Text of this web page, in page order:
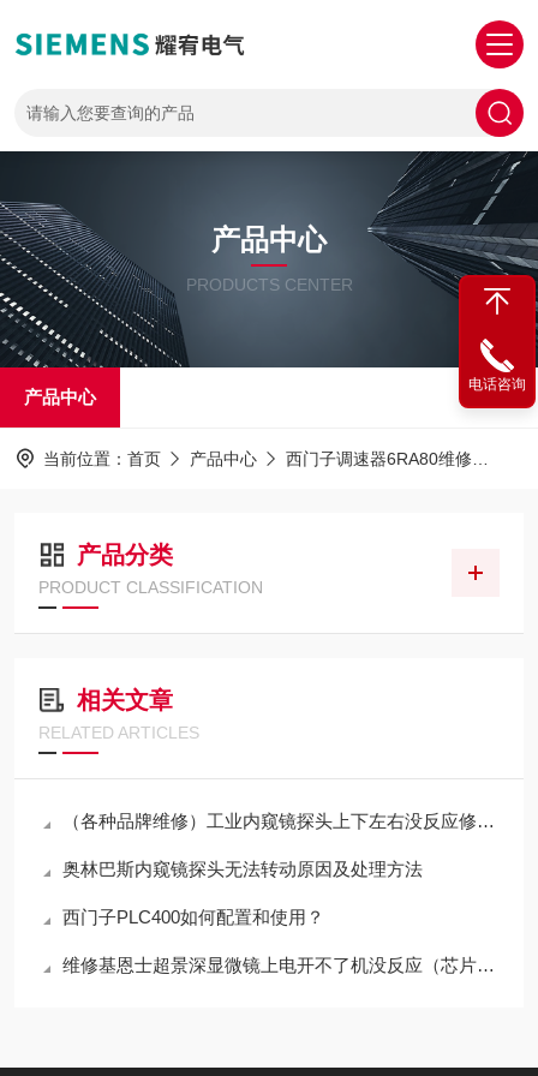
产品中心
PRODUCTS CENTER
产品中心
当前位置： 首页 产品中心 西门子调速器6RA80维修
产品分类
PRODUCT CLASSIFICATION
相关文章
RELATED ARTICLES
（各种品牌维修）工业内窥镜探头上下左右没反应修理解决
奥林巴斯内窥镜探头无法转动原因及处理方法
西门子PLC400如何配置和使用？
维修基恩士超景深显微镜上电开不了机没反应（芯片级修理）
电话咨询